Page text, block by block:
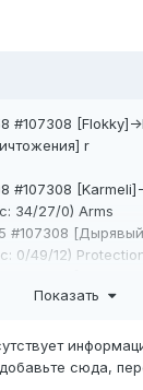
[Flokky]-
r
#107308 [Karmeli]-
34/27/0) Arms
#107308
0/49/12)
Warrior, spec:
45/11/5) Holy
Показать
сюда,